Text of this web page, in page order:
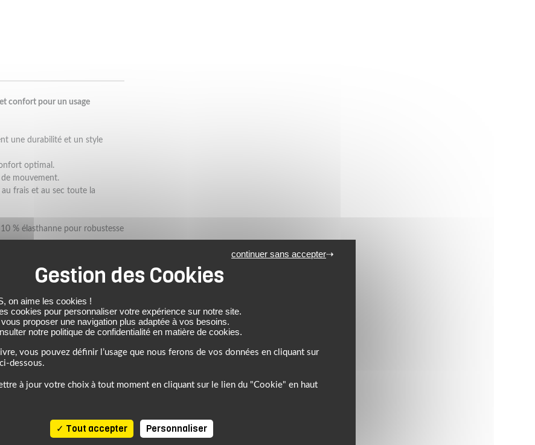
confort pour un usage
une durabilité et un style
optimal.
mouvement.
frais et au sec toute la
% élasthanne pour robustesse
UNISEXE FOX
NOTRE SÉLECTION DE PRODUITS SIMILAIRES
À DÉCOUVRIR
on aime les cookies !
cookies pour personnaliser votre expérience sur notre site.
proposer une navigation plus adaptée à vos besoins.
notre politique de confidentialité en matière de cookies.
vous pouvez définir l’usage que nous ferons de vos données en cliquant sur
dessous.
à jour votre choix à tout moment en cliquant sur le lien du "Cookie" en haut
Tout accepter
continuer sans accepter
Personnaliser